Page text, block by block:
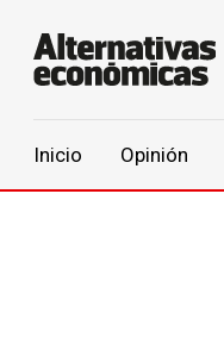
Inicio Opinión